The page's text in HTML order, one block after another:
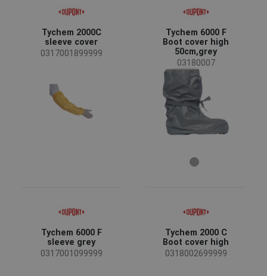
Status
Auf Anfrage
Auf lager
Chemische Industrie
Gastronomie und Hotellerie
Tychem 2000C
sleeve cover
0317001899999
Tychem 6000 F
Boot cover high
50cm,grey
03180007
Tychem 6000 F
sleeve grey
0317001099999
Tychem 2000 C
Boot cover high
0318002699999